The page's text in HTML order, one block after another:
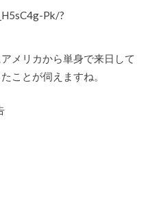
Pk/?
メリカから単身で来日して
ことが伺えますね。